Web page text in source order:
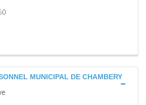
MUNICIPAL DE CHAMBERY